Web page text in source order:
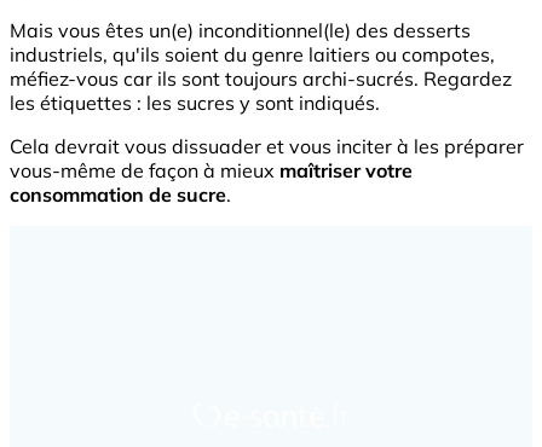
Mais vous êtes un(e) inconditionnel(le) des desserts
industriels, qu'ils soient du genre laitiers ou compotes,
méfiez-vous car ils sont toujours archi-sucrés. Regardez
les étiquettes : les sucres y sont indiqués.
Cela devrait vous dissuader et vous inciter à les préparer
vous-même de façon à mieux maîtriser votre
consommation de sucre.